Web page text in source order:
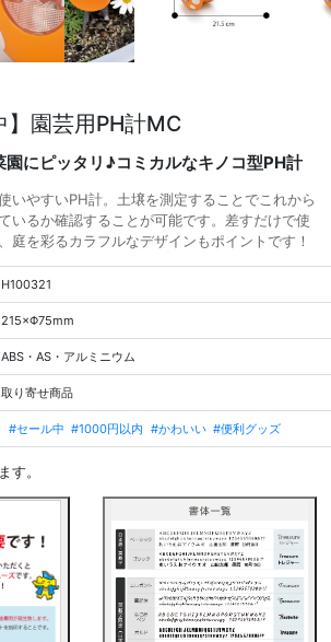
】園芸用PH計MC
園にピッタリ♪コミカルなキノコ型PH計
いやすいPH計。土壌を測定することでこれから
いるか確認することが可能です。差すだけで使
庭を彩るカラフルなデザインもポイントです！
H100321
215×Φ75mm
ABS・AS・アルミニウム
取り寄せ商品
#セール中 #1000円以内 #かわいい #便利グッズ
す。